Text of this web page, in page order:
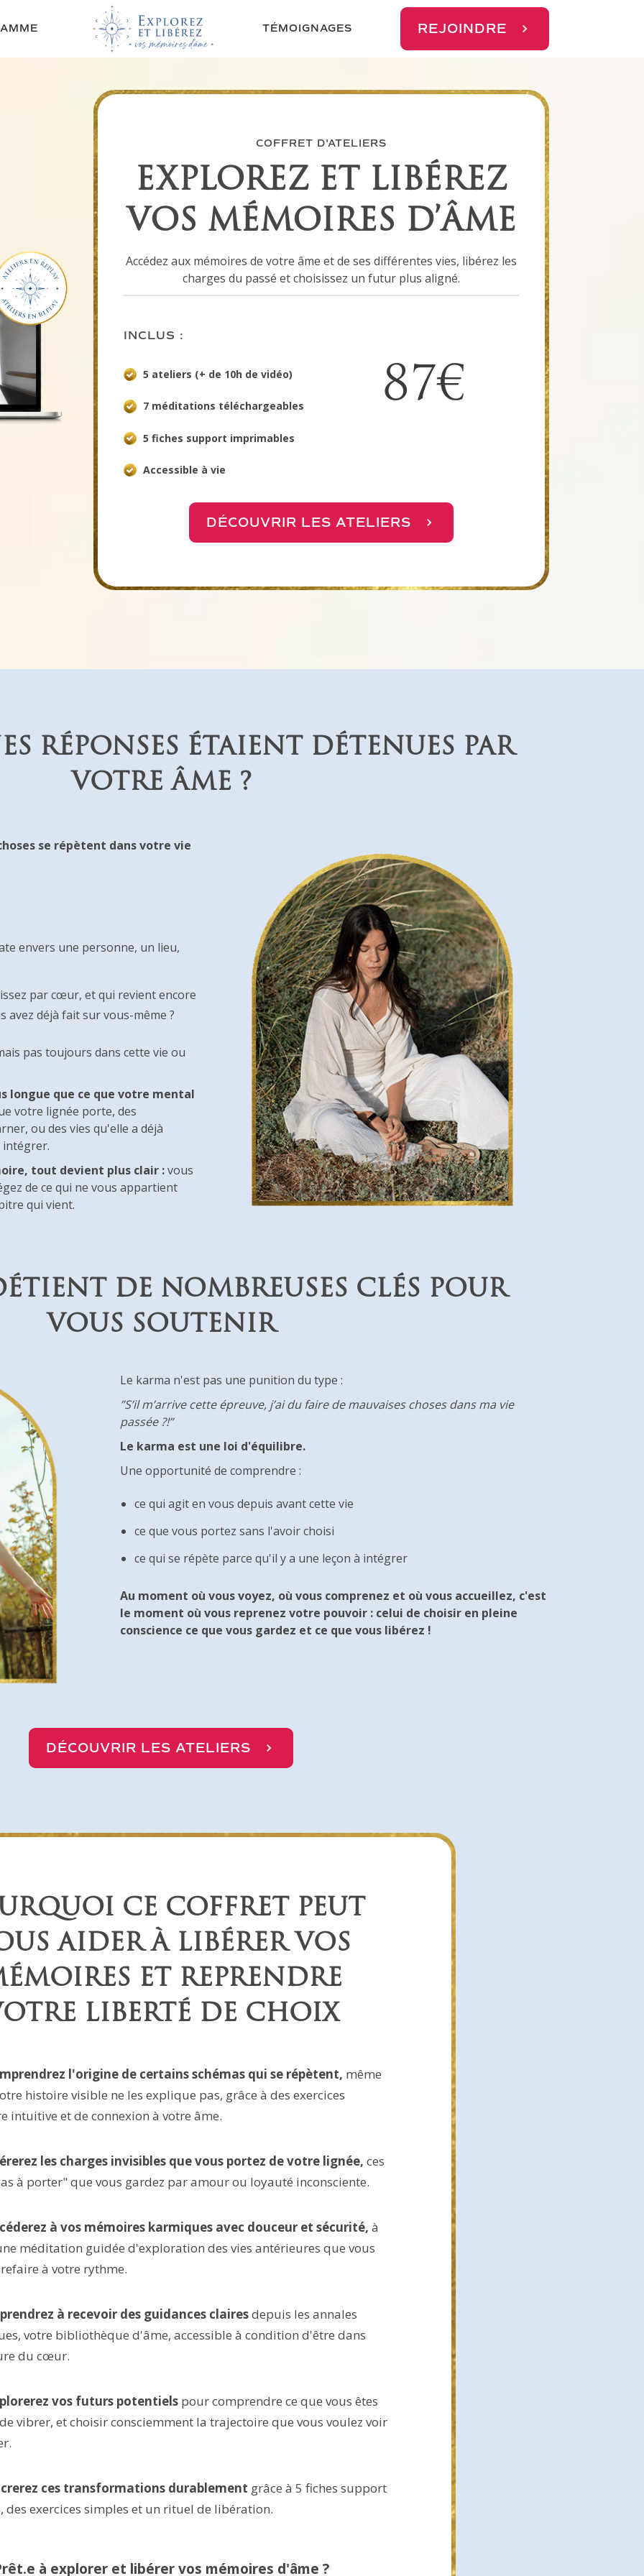
TÉMOIGNAGES REJOINDRE
COFFRET D'ATELIERS
EXPLOREZ ET LIBÉREZ
VOS MÉMOIRES D’ÂME
Accédez aux mémoires de votre âme et de ses différentes vies, libérez les
charges du passé et choisissez un futur plus aligné.
INCLUS :
5 ateliers (+ de 10h de vidéo)
7 méditations téléchargeables
5 fiches support imprimables
Accessible à vie
87€
DÉCOUVRIR LES ATELIERS
RÉPONSES ÉTAIENT DÉTENUES PAR
VOTRE ÂME ?
se répètent dans votre vie
envers une personne, un lieu,
par cœur, et qui revient encore
déjà fait sur vous-même ?
pas toujours dans cette vie ou
longue que ce que votre mental
votre lignée porte, des
ou des vies qu'elle a déjà
intégrer.
tout devient plus clair :vous
de ce qui ne vous appartient
qui vient.
DE NOMBREUSES CLÉS POUR
VOUS SOUTENIR
Le karma n'est pas une punition du type :
”S’il m’arrive cette épreuve, j’ai du faire de mauvaises choses dans ma vie
passée ?!”
Le karma est une loi d'équilibre.
Une opportunité de comprendre :
ce qui agit en vous depuis avant cette vie
ce que vous portez sans l'avoir choisi
ce qui se répète parce qu'il y a une leçon à intégrer
Au moment où vous voyez, où vous comprenez et où vous accueillez, c'est
le moment où vous reprenez votre pouvoir : celui de choisir en pleine
conscience ce que vous gardez et ce que vous libérez !
DÉCOUVRIR LES ATELIERS
CE COFFRET PEUT
AIDER À LIBÉRER VOS
ET REPRENDRE
LIBERTÉ DE CHOIX
l'origine de certains schémas qui se répètent, même
histoire visible ne les explique pas, grâce à des exercices
intuitive et de connexion à votre âme.
les charges invisibles que vous portez de votre lignée, ces
à porter" que vous gardez par amour ou loyauté inconsciente.
à vos mémoires karmiques avec douceur et sécurité, à
méditation guidée d'exploration des vies antérieures que vous
à votre rythme.
à recevoir des guidances clairesdepuis les annales
votre bibliothèque d'âme, accessible à condition d'être dans
du cœur.
vos futurs potentiels pour comprendre ce que vous êtes
vibrer, et choisir consciemment la trajectoire que vous voulez voir
ces transformations durablement grâce à 5 fiches support
des exercices simples et un rituel de libération.
à explorer et libérer vos mémoires d'âme ?